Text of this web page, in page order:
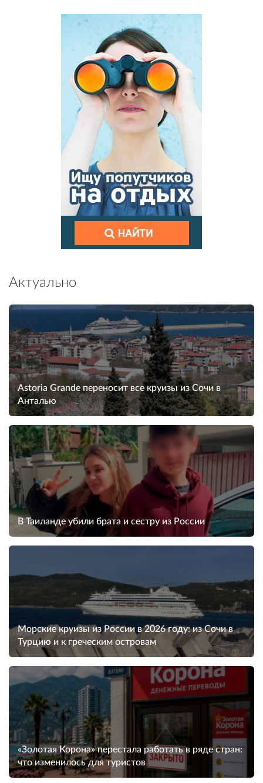
Актуально
Astoria Grande переносит все круизы из Сочи в
Анталью
В Таиланде убили брата и сестру из России
Морские круизы из России в 2026 году: из Сочи в
Турцию и к греческим островам
«Золотая Корона» перестала работать в ряде стран:
что изменилось для туристов